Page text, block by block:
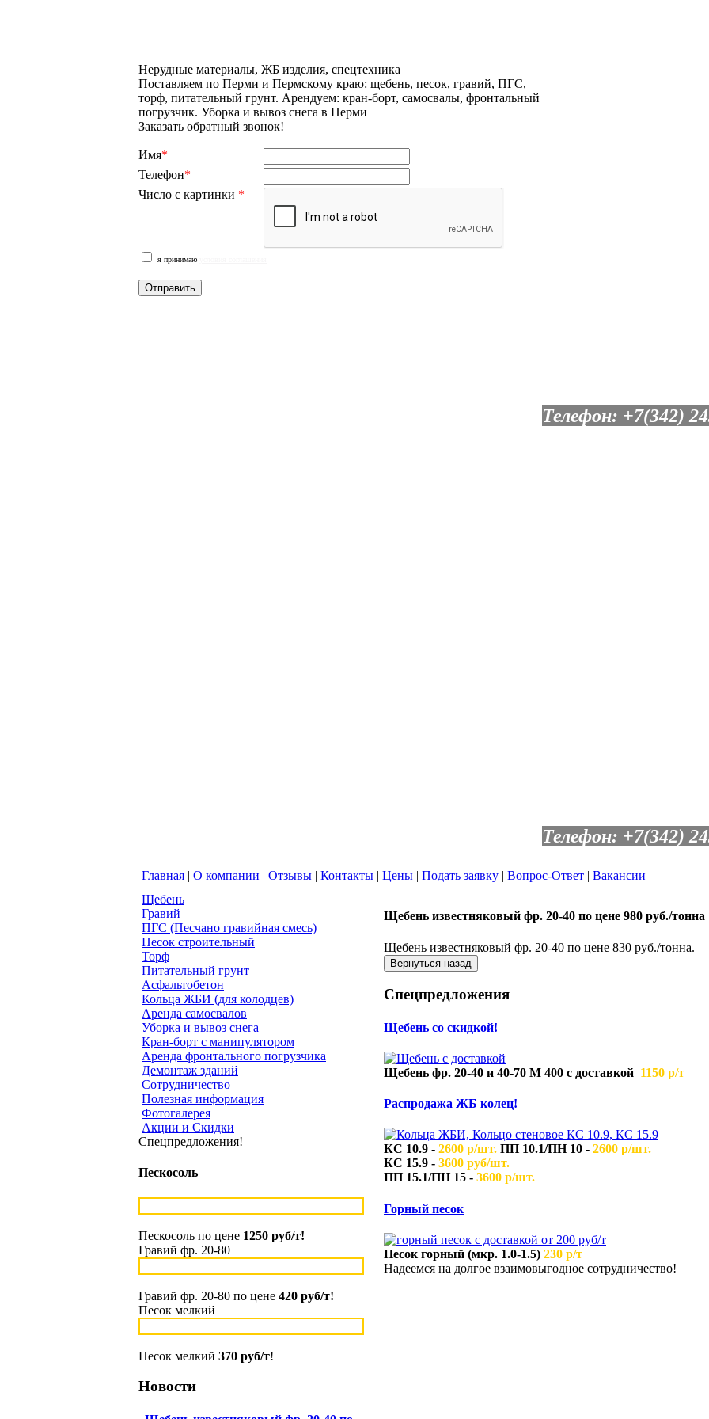
Нерудные материалы, ЖБ изделия, спецтехника
Поставляем по Перми и Пермскому краю: щебень, песок, гравий, ПГС,
торф, питательный грунт. Арендуем: кран-борт, самосвалы, фронтальный
погрузчик. Уборка и вывоз снега в Перми
Заказать обратный звонок!
Имя*
Телефон*
Число с картинки *
я принимаю
Телефон: +7(342)
Телефон: +7(342)
Главная | О компании | Отзывы | Контакты | Цены | Подать заявку | Вопрос-Ответ | Вакансии
Щебень
Гравий
ПГС (Песчано гравийная смесь)
Песок строительный
Торф
Питательный грунт
Асфальтобетон
Кольца ЖБИ (для колодцев)
Аренда самосвалов
Уборка и вывоз снега
Кран-борт с манипулятором
Аренда фронтального погрузчика
Демонтаж зданий
Сотрудничество
Полезная информация
Фотогалерея
Акции и Скидки
Спецпредложения!
Пескосоль
Пескосоль по цене 1250 руб/т!
Гравий фр. 20-80
Гравий фр. 20-80 по цене 420 руб/т!
Песок мелкий
Песок мелкий 370 руб/т!
Новости
Щебень известняковый фр. 20-40 по цене 980 руб./тонна
Щебень известняковый фр. 20-40 по цене 830 руб./тонна.
Спецпредложения
Щебень со скидкой!
Щебень фр. 20-40 и 40-70 М 400 с доставкой 1150 р/т
Распродажа ЖБ колец!
КС 10.9 - 2600 р/шт. ПП 10.1/ПН 10 - 2600 р/шт.
КС 15.9 - 3600 руб/шт.
ПП 15.1/ПН 15 - 3600 р/шт.
Горный песок
Песок горный (мкр. 1.0-1.5) 230 р/т
Надеемся на долгое взаимовыгодное сотрудничество!